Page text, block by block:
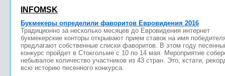
INFOMSK
Букмекеры определили фаворитов Евровидения 2016
Традиционно за несколько месяцев до Евровидения интернет
букмекерские конторы открывают прием ставок на имя
предлагают собственные списки фаворитов. В этом году
конкурс пройдет в Стокгольме с 10 по 14 мая. Мероприятие
небывалое количество участников из 43 стран. Это, кстати,
всю историю песенного конкурса.